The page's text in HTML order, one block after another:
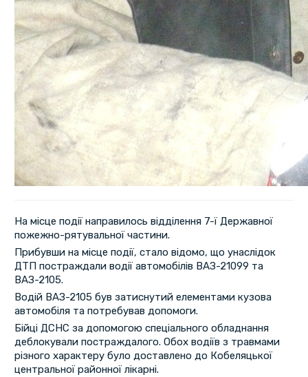
На місце події направилось відділення 7-ї Державної
пожежно-рятувальної частини.
Прибувши на місце події, стало відомо, що унаслідок
ДТП постраждали водії автомобілів ВАЗ-21099 та
ВАЗ-2105.
Водій ВАЗ-2105 був затиснутий елементами кузова
автомобіля та потребував допомоги.
Бійці ДСНС за допомогою спеціального обладнання
деблокували постраждалого. Обох водіїв з травмами
різного характеру було доставлено до Кобеляцької
центральної районної лікарні.